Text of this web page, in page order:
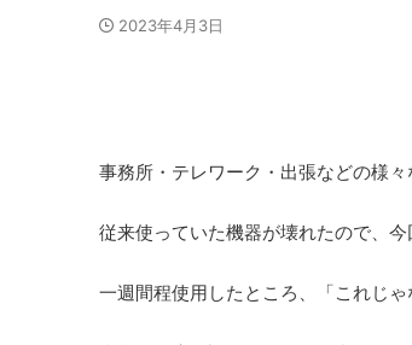
2023年4月3日
事務所・テレワーク・出張などの様
従来使っていた機器が壊れたので、
一週間程使用したところ、「これじゃ